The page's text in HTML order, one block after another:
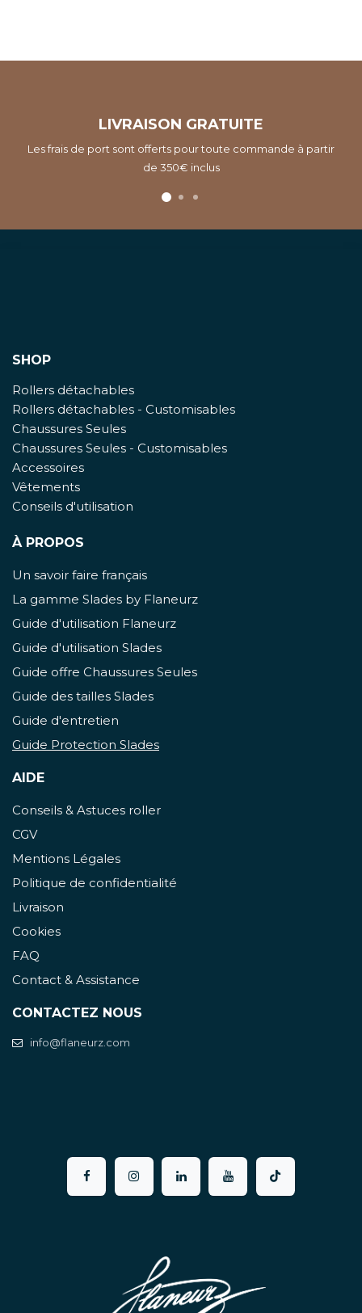
LIVRAISON GRATUITE
Les frais de port sont offerts pour toute commande à partir
de 350€ inclus
SHOP
Rollers détachables
Rollers détachables - Customisables
Chaussures Seules
Chaussures Seules - Customisables
Accessoires
Vêtements
Conseils d'utilisation
À PROPOS
Un savoir faire français
La gamme Slades by Flaneurz
Guide d'utilisation Flaneurz
Guide d'utilisation Slades
Guide offre Chaussures Seules
Guide des tailles Slades
Guide d'entretien
Guide Protection Slades
AIDE
Conseils & Astuces roller
CGV
Mentions Légales
Politique de confidentialité
Livraison
Cookies
FAQ
Contact & Assistance
CONTACTEZ NOUS
info@flaneurz.com